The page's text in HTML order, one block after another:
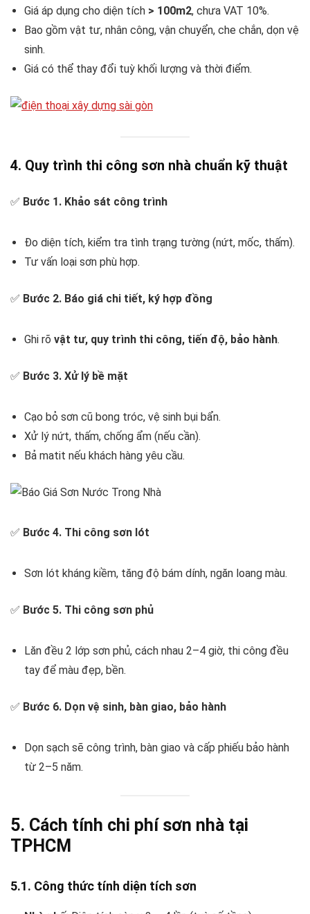
Giá áp dụng cho diện tích > 100m2, chưa VAT 10%.
Bao gồm vật tư, nhân công, vận chuyển, che chắn, dọn vệ
sinh.
Giá có thể thay đổi tuỳ khối lượng và thời điểm.
4. Quy trình thi công sơn nhà chuẩn kỹ thuật
✅ Bước 1. Khảo sát công trình
Đo diện tích, kiểm tra tình trạng tường (nứt, mốc, thấm).
Tư vấn loại sơn phù hợp.
✅ Bước 2. Báo giá chi tiết, ký hợp đồng
Ghi rõ vật tư, quy trình thi công, tiến độ, bảo hành.
✅ Bước 3. Xử lý bề mặt
Cạo bỏ sơn cũ bong tróc, vệ sinh bụi bẩn.
Xử lý nứt, thấm, chống ẩm (nếu cần).
Bả matit nếu khách hàng yêu cầu.
✅ Bước 4. Thi công sơn lót
Sơn lót kháng kiềm, tăng độ bám dính, ngăn loang màu.
✅ Bước 5. Thi công sơn phủ
Lăn đều 2 lớp sơn phủ, cách nhau 2–4 giờ, thi công đều
tay để màu đẹp, bền.
✅ Bước 6. Dọn vệ sinh, bàn giao, bảo hành
Dọn sạch sẽ công trình, bàn giao và cấp phiếu bảo hành
từ 2–5 năm.
5. Cách tính chi phí sơn nhà tại
TPHCM
5.1. Công thức tính diện tích sơn